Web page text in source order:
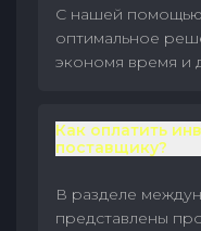
С нашей
оптимальное
экономя время и
Как оплатить
поставщику?
В разделе
представлены